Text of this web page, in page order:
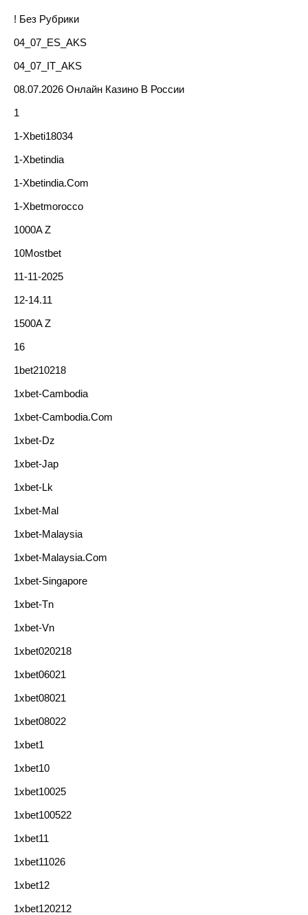
! Без Рубрики
04_07_ES_AKS
04_07_IT_AKS
08.07.2026 Онлайн Казино В России
1
1-Xbeti18034
1-Xbetindia
1-Xbetindia.com
1-Xbetmorocco
1000A Z
10Mostbet
11-11-2025
12-14.11
1500A Z
16
1bet210218
1xbet-Cambodia
1xbet-Cambodia.com
1xbet-Dz
1xbet-Jap
1xbet-Lk
1xbet-Mal
1xbet-Malaysia
1xbet-Malaysia.com
1xbet-Singapore
1xbet-Tn
1xbet-Vn
1xbet020218
1xbet06021
1xbet08021
1xbet08022
1xbet1
1xbet10
1xbet10025
1xbet100522
1xbet11
1xbet11026
1xbet12
1xbet120212